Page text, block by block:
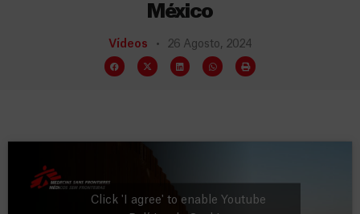
México
Vídeos 26 Agosto, 2024
Click 'I agree' to enable Youtube